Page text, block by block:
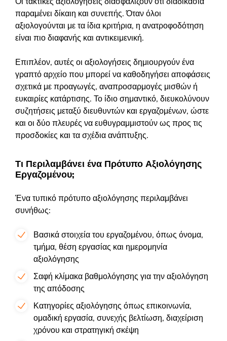
παραμένει δίκαιη και συνεπής. Όταν όλοι
αξιολογούνται με τα ίδια κριτήρια, η ανατροφοδότηση
είναι πιο διαφανής και αντικειμενική.
Επιπλέον, αυτές οι αξιολογήσεις δημιουργούν ένα
γραπτό αρχείο που μπορεί να καθοδηγήσει αποφάσεις
σχετικά με προαγωγές, αναπροσαρμογές μισθών ή
ευκαιρίες κατάρτισης. Το ίδιο σημαντικό, διευκολύνουν
συζητήσεις μεταξύ διευθυντών και εργαζομένων, ώστε
και οι δύο πλευρές να ευθυγραμμιστούν ως προς τις
προσδοκίες και τα σχέδια ανάπτυξης.
Τι Περιλαμβάνει ένα Πρότυπο Αξιολόγησης
Εργαζομένου;
Ένα τυπικό πρότυπο αξιολόγησης περιλαμβάνει
συνήθως:
Βασικά στοιχεία του εργαζομένου, όπως όνομα,
τμήμα, θέση εργασίας και ημερομηνία
αξιολόγησης
Σαφή κλίμακα βαθμολόγησης για την αξιολόγηση
της απόδοσης
Κατηγορίες αξιολόγησης όπως επικοινωνία,
ομαδική εργασία, συνεχής βελτίωση, διαχείριση
χρόνου και στρατηγική σκέψη